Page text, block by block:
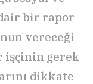
bir rapor
vereceği
işçinin gerek
dikkate